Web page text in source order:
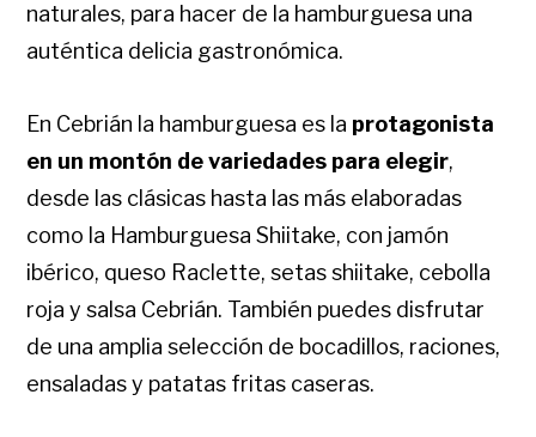
naturales, para hacer de la hamburguesa una
auténtica delicia gastronómica.
En Cebrián la hamburguesa es la protagonista
en un montón de variedades para elegir,
desde las clásicas hasta las más elaboradas
como la Hamburguesa Shiitake, con jamón
ibérico, queso Raclette, setas shiitake, cebolla
roja y salsa Cebrián. También puedes disfrutar
de una amplia selección de bocadillos, raciones,
ensaladas y patatas fritas caseras.